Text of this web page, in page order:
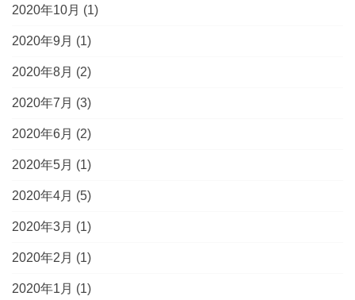
2020年10月 (1)
2020年9月 (1)
2020年8月 (2)
2020年7月 (3)
2020年6月 (2)
2020年5月 (1)
2020年4月 (5)
2020年3月 (1)
2020年2月 (1)
2020年1月 (1)